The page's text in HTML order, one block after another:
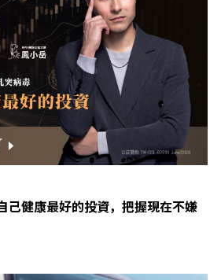
己健康最好的投資，把握現在不嫌